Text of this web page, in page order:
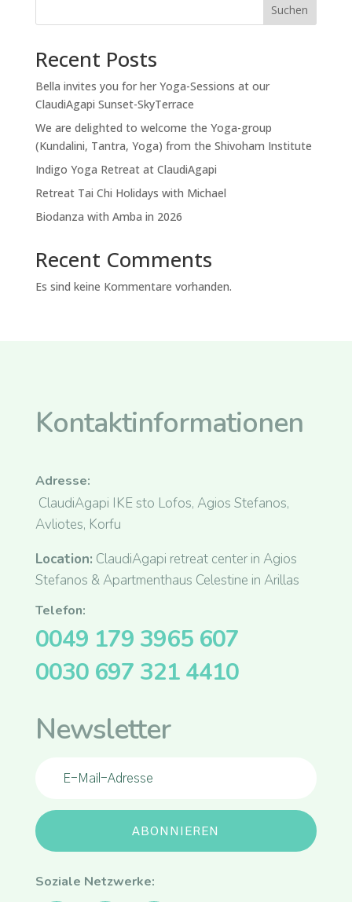
Suchen
Recent Posts
Bella invites you for her Yoga-Sessions at our
ClaudiAgapi Sunset-SkyTerrace
We are delighted to welcome the Yoga-group
(Kundalini, Tantra, Yoga) from the Shivoham Institute
Indigo Yoga Retreat at ClaudiAgapi
Retreat Tai Chi Holidays with Michael
Biodanza with Amba in 2026
Recent Comments
Es sind keine Kommentare vorhanden.
Kontaktinformationen
Adresse:
ClaudiAgapi IKE sto Lofos, Agios Stefanos,
Avliotes, Korfu
Location: ClaudiAgapi retreat center in Agios
Stefanos & Apartmenthaus Celestine in Arillas
Telefon:
0049 179 3965 607
0030 697 321 4410
Newsletter
ABONNIEREN
Soziale Netzwerke: